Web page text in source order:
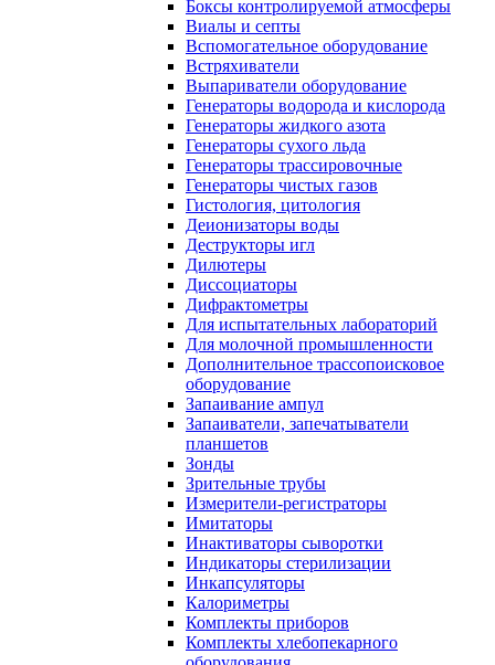
Боксы контролируемой атмосферы
Виалы и септы
Вспомогательное оборудование
Встряхиватели
Выпариватели оборудование
Генераторы водорода и кислорода
Генераторы жидкого азота
Генераторы сухого льда
Генераторы трассировочные
Генераторы чистых газов
Гистология, цитология
Деионизаторы воды
Деструкторы игл
Дилютеры
Диссоциаторы
Дифрактометры
Для испытательных лабораторий
Для молочной промышленности
Дополнительное трассопоисковое
оборудование
Запаивание ампул
Запаиватели, запечатыватели
планшетов
Зонды
Зрительные трубы
Измерители-регистраторы
Имитаторы
Инактиваторы сыворотки
Индикаторы стерилизации
Инкапсуляторы
Калориметры
Комплекты приборов
Комплекты хлебопекарного